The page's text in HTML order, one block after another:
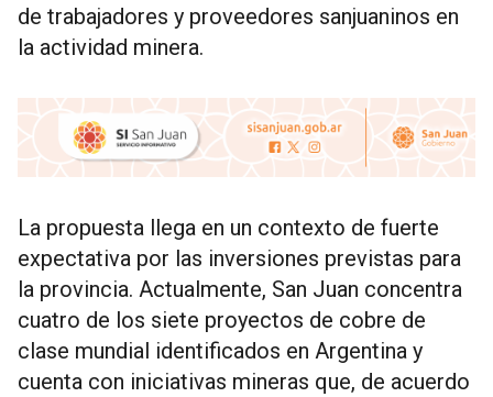
de trabajadores y proveedores sanjuaninos en
la actividad minera.
La propuesta llega en un contexto de fuerte
expectativa por las inversiones previstas para
la provincia. Actualmente, San Juan concentra
cuatro de los siete proyectos de cobre de
clase mundial identificados en Argentina y
cuenta con iniciativas mineras que, de acuerdo